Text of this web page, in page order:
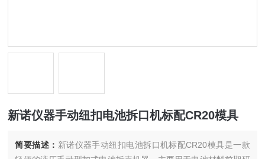
新诺仪器手动纽扣电池拆口机标配CR20模具
简要描述： 新诺仪器手动纽扣电池拆口机标配CR20模具是一款